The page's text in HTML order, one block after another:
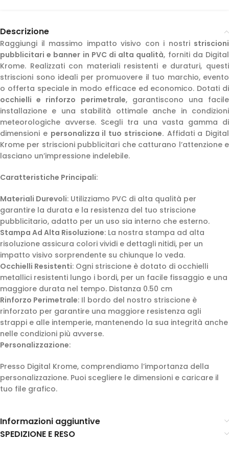
Descrizione
Raggiungi il massimo impatto visivo con i nostri striscioni
pubblicitari e banner in PVC di alta qualità, forniti da Digital
Krome. Realizzati con materiali resistenti e duraturi, questi
striscioni sono ideali per promuovere il tuo marchio, evento
o offerta speciale in modo efficace ed economico. Dotati di
occhielli e rinforzo perimetrale, garantiscono una facile
installazione e una stabilità ottimale anche in condizioni
meteorologiche avverse. Scegli tra una vasta gamma di
dimensioni e personalizza il tuo striscione. Affidati a Digital
Krome per striscioni pubblicitari che catturano l’attenzione e
lasciano un’impressione indelebile.
Caratteristiche Principali:
Materiali Durevoli: Utilizziamo PVC di alta qualità per
garantire la durata e la resistenza del tuo striscione
pubblicitario, adatto per un uso sia interno che esterno.
Stampa Ad Alta Risoluzione: La nostra stampa ad alta
risoluzione assicura colori vividi e dettagli nitidi, per un
impatto visivo sorprendente su chiunque lo veda.
Occhielli Resistenti: Ogni striscione è dotato di occhielli
metallici resistenti lungo i bordi, per un facile fissaggio e una
maggiore durata nel tempo. Distanza 0.50 cm
Rinforzo Perimetrale: Il bordo del nostro striscione è
rinforzato per garantire una maggiore resistenza agli
strappi e alle intemperie, mantenendo la sua integrità anche
nelle condizioni più avverse.
Personalizzazione:
Presso Digital Krome, comprendiamo l’importanza della
personalizzazione. Puoi scegliere le dimensioni e caricare il
tuo file grafico.
Informazioni aggiuntive
SPEDIZIONE E RESO